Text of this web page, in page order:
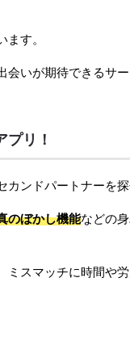
ます。
いが期待できるサー
リ！
ンドパートナーを探
のぼかし機能などの
ミスマッチに時間や